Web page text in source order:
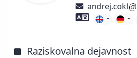
andrej.cokl
Znanje tujih
Raziskovalna dejavnost